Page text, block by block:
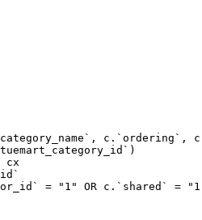
l.`category_name`,
= "1" OR c.`shared` =